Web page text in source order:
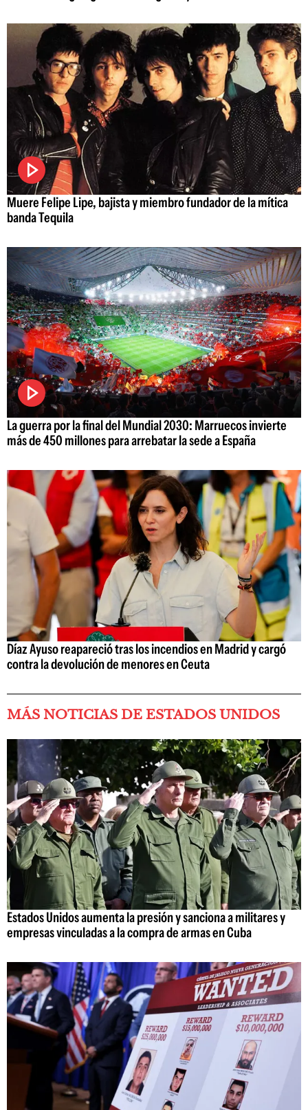
Muere Felipe Lipe, bajista y miembro fundador de la mítica
banda Tequila
La guerra por la final del Mundial 2030: Marruecos invierte
más de 450 millones para arrebatar la sede a España
Díaz Ayuso reapareció tras los incendios en Madrid y cargó
contra la devolución de menores en Ceuta
MÁS NOTICIAS DE ESTADOS UNIDOS
Estados Unidos aumenta la presión y sanciona a militares y
empresas vinculadas a la compra de armas en Cuba